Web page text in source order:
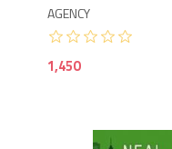
AGENCY
1,450